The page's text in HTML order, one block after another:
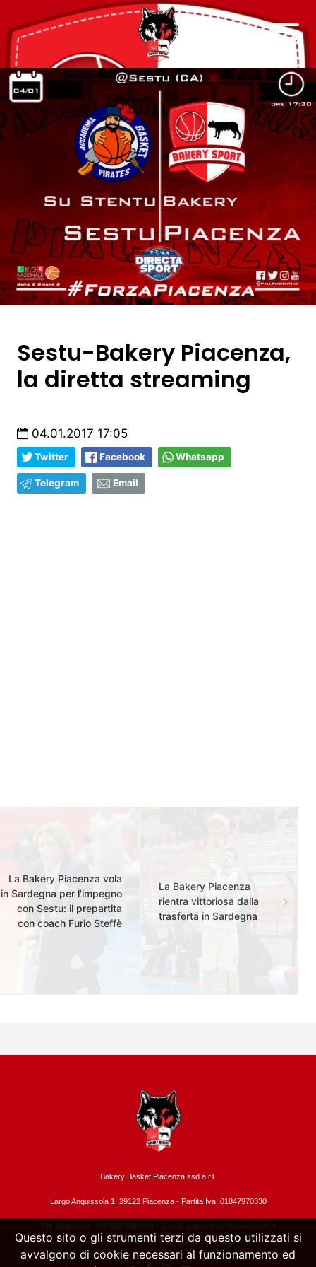
Sestu-Bakery Piacenza,
la diretta streaming
04.01.2017 17:05
Twitter Facebook Whatsapp
Telegram Email
La Bakery Piacenza vola
in Sardegna per l'impegno
con Sestu: il prepartita
con coach Furio Steffè
La Bakery Piacenza
rientra vittoriosa dalla
trasferta in Sardegna
Bakery Basket Piacenza ssd a.r.l.
Largo Anguissola 1, 29122 Piacenza - Partita Iva: 01847970330
Tel. Segreteria: +39 335.7897040 - E-mail: segreteria@bakerysport.it
Questo sito o gli strumenti terzi da questo utilizzati si
avvalgono di cookie necessari al funzionamento ed